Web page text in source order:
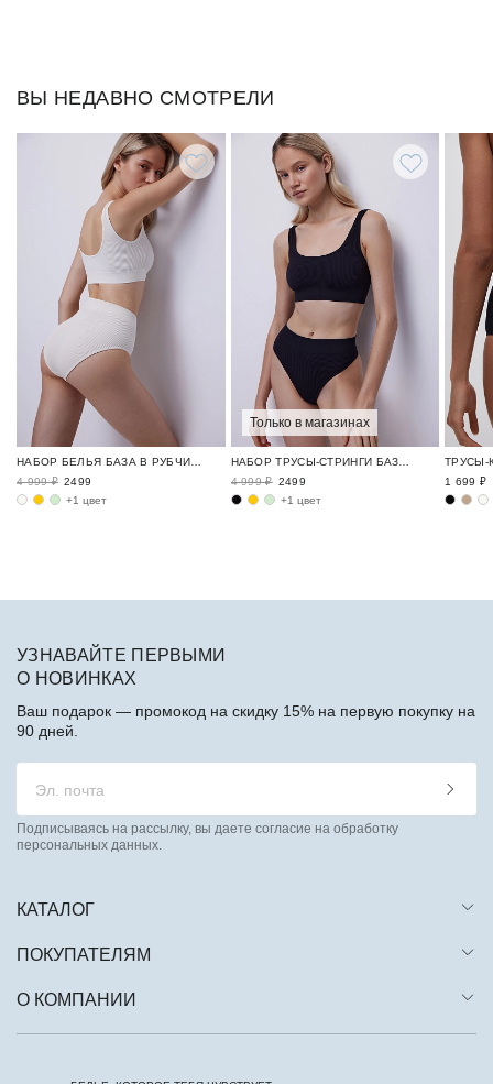
ВЫ НЕДАВНО СМОТРЕЛИ
4 999 ₽ 2499
+1 цвет
Только в магазинах
4 999 ₽ 2499
+1 цвет
1 699 ₽
КАТАЛОГ
ПОКУПАТЕЛЯМ
О КОМПАНИИ
УЗНАВАЙТЕ ПЕРВЫМИ
О НОВИНКАХ
Ваш подарок — промокод на скидку 15% на первую покупку на
90 дней.
Подписываясь на рассылку, вы даете согласие на обработку
персональных данных.